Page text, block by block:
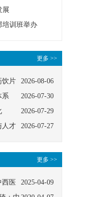
展
培训班举办
更多 >>
2026-08-06
饮片
2026-07-30
系
2026-07-29
2026-07-27
人才
更多 >>
2025-04-09
西医